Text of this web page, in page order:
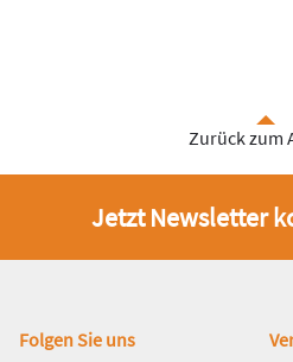
Zurück zum
Jetzt Newsletter
Fußbereich
Folgen Sie uns